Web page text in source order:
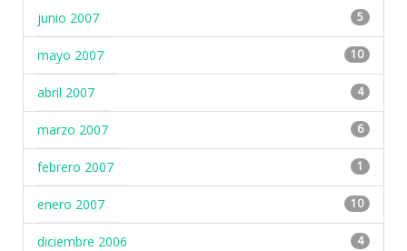
junio 2007 5
mayo 2007 10
abril 2007 4
marzo 2007 6
febrero 2007 1
enero 2007 10
diciembre 2006 4